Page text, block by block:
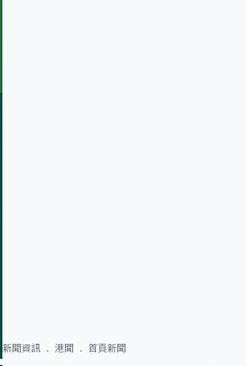
新聞資訊 港聞 首頁新聞